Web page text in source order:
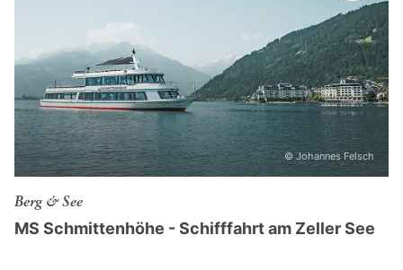
© Johannes Felsch
Berg & See
MS Schmittenhöhe - Schifffahrt am Zeller See